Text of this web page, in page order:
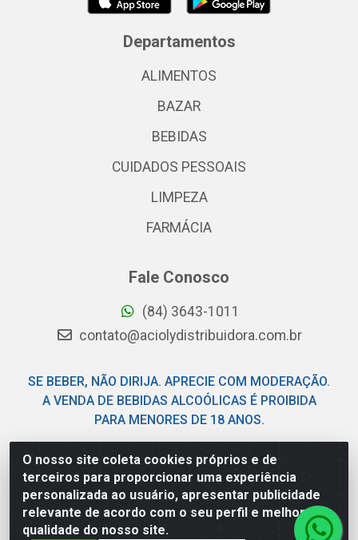
O nosso site coleta cookies próprios e de
terceiros para proporcionar uma experiência
personalizada ao usuário, apresentar publicidade
relevante de acordo com o seu perfil e melhorar a
qualidade do nosso site.
Departamentos
ALIMENTOS
BAZAR
BEBIDAS
CUIDADOS PESSOAIS
LIMPEZA
FARMÁCIA
Fale Conosco
(84) 3643-1011
contato@aciolydistribuidora.com.br
SE BEBER, NÃO DIRIJA. APRECIE COM MODERAÇÃO.
A VENDA DE BEBIDAS ALCOÓLICAS É PROIBIDA
PARA MENORES DE 18 ANOS.
Acioly Distribuidora - Av Piloto Pereira Tim - Parque de
Exposições - Parnamirim/RN - CEP 59146-480 - CNPJ
06.029.901/0001-92